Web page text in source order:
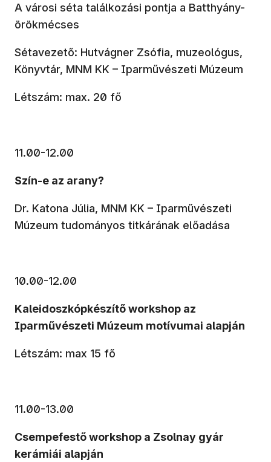
A városi séta találkozási pontja a Batthyány-
örökmécses
Sétavezető: Hutvágner Zsófia, muzeológus,
Könyvtár, MNM KK – Iparművészeti Múzeum
Létszám: max. 20 fő
11.00-12.00
Szín-e az arany?
Dr. Katona Júlia, MNM KK – Iparművészeti
Múzeum tudományos titkárának előadása
10.00-12.00
Kaleidoszkópkészítő workshop az
Iparművészeti Múzeum motívumai alapján
Létszám: max 15 fő
11.00-13.00
Csempefestő workshop a Zsolnay gyár
kerámiái alapján